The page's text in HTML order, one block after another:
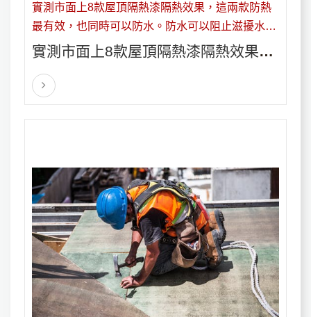
實測市面上8款屋頂隔熱漆隔熱效果，這兩款防熱
最有效，也同時可以防水。防水可以阻止滋擾水滲
透。防水只是解決失敗基礎的過程中的一個步驟。
實測市面上8款屋頂隔熱漆隔熱效果，
這兩款防熱最有效